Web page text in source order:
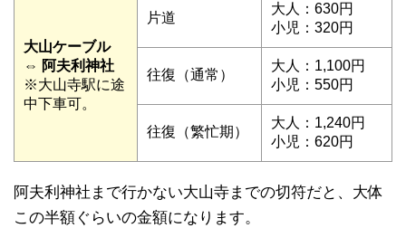
大山ケーブル
⇔ 阿夫利神社
※大山寺駅に途
中下車可。
片道
大人：630円
小児：320円
往復（通常）
大人：1,100円
小児：550円
往復（繁忙期）
大人：1,240円
小児：620円
阿夫利神社まで行かない大山寺までの切符だと、大体
この半額ぐらいの金額になります。